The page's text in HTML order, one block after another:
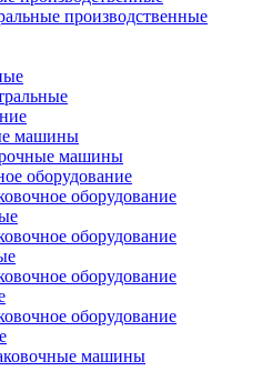
производственные
машины
машины
оборудование
оборудование
оборудование
оборудование
оборудование
машины